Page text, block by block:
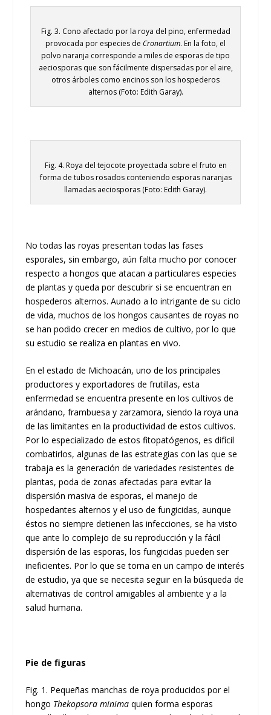
Fig. 3. Cono afectado por la roya del pino, enfermedad
provocada por especies de Cronartium. En la foto, el
polvo naranja corresponde a miles de esporas de tipo
aeciosporas que son fácilmente dispersadas por el aire,
otros árboles como encinos son los hospederos
alternos (Foto: Edith Garay).
Fig. 4. Roya del tejocote proyectada sobre el fruto en
forma de tubos rosados conteniendo esporas naranjas
llamadas aeciosporas (Foto: Edith Garay).
No todas las royas presentan todas las fases
esporales, sin embargo, aún falta mucho por conocer
respecto a hongos que atacan a particulares especies
de plantas y queda por descubrir si se encuentran en
hospederos alternos. Aunado a lo intrigante de su ciclo
de vida, muchos de los hongos causantes de royas no
se han podido crecer en medios de cultivo, por lo que
su estudio se realiza en plantas en vivo.
En el estado de Michoacán, uno de los principales
productores y exportadores de frutillas, esta
enfermedad se encuentra presente en los cultivos de
arándano, frambuesa y zarzamora, siendo la roya una
de las limitantes en la productividad de estos cultivos.
Por lo especializado de estos fitopatógenos, es difícil
combatirlos, algunas de las estrategias con las que se
trabaja es la generación de variedades resistentes de
plantas, poda de zonas afectadas para evitar la
dispersión masiva de esporas, el manejo de
hospedantes alternos y el uso de fungicidas, aunque
éstos no siempre detienen las infecciones, se ha visto
que ante lo complejo de su reproducción y la fácil
dispersión de las esporas, los fungicidas pueden ser
ineficientes. Por lo que se torna en un campo de interés
de estudio, ya que se necesita seguir en la búsqueda de
alternativas de control amigables al ambiente y a la
salud humana.
Pie de figuras
Fig. 1. Pequeñas manchas de roya producidos por el
hongo Thekopsora minimaquien forma esporas